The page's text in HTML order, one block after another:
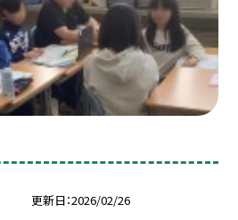
更新日 2026/02/26